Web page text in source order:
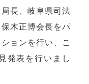
長、岐阜県司法
木正博会長をパ
ョンを行い、こ
発表を行いまし